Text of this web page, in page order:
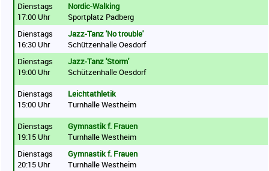
Dienstags
17:00 Uhr
Nordic-Walking
Sportplatz Padberg
Dienstags
16:30 Uhr
Jazz-Tanz 'No trouble'
Schützenhalle Oesdorf
Dienstags
19:00 Uhr
Jazz-Tanz 'Storm'
Schützenhalle Oesdorf
Dienstags
15:00 Uhr
Leichtathletik
Turnhalle Westheim
Dienstags
19:15 Uhr
Gymnastik f. Frauen
Turnhalle Westheim
Dienstags
20:15 Uhr
Gymnastik f. Frauen
Turnhalle Westheim